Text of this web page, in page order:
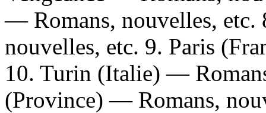
— Romans, nouvelles, etc.
nouvelles, etc. 9. Paris
10. Turin (Italie) —
(Province) — Romans,